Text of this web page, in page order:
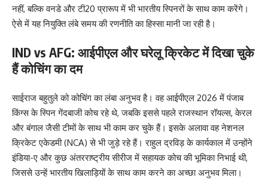
नहीं, बल्कि वनडे और टी20 प्रारूप में भी भारतीय स्पिनरों के साथ काम करेंगे।
ऐसे में यह नियुक्ति लंबे समय की रणनीति का हिस्सा मानी जा रही है।
IND vs AFG: आईपीएल और घरेलू क्रिकेट में दिखा चुके
हैं कोचिंग का दम
साईराज बहुतुले को कोचिंग का लंबा अनुभव है। वह आईपीएल 2026 में पंजाब
किंग्स के स्पिन गेंदबाजी कोच रहे थे, जबकि इससे पहले राजस्थान रॉयल्स, केरल
और बंगाल जैसी टीमों के साथ भी काम कर चुके हैं। इसके अलावा वह नेशनल
क्रिकेट एकेडमी (NCA) से भी जुड़े रहे हैं। राहुल द्रविड़ के कार्यकाल में उन्होंने
इंडिया-ए और कुछ अंतरराष्ट्रीय सीरीज में सहायक कोच की भूमिका निभाई थी,
जिससे उन्हें भारतीय खिलाड़ियों के साथ काम करने का अच्छा अनुभव मिला।